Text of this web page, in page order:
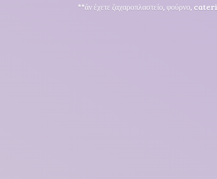
**άν έχετε ζαχαροπλαστείο, φούρνο,